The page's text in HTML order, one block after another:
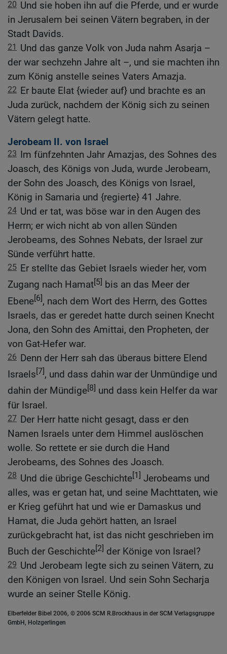
20 Und sie hoben ihn auf die Pferde, und er wurde
in Jerusalem bei seinen Vätern begraben, in der
Stadt Davids.
21 Und das ganze Volk von Juda nahm Asarja –
der war sechzehn Jahre alt –, und sie machten ihn
zum König anstelle seines Vaters Amazja.
22 Er baute Elat {wieder auf} und brachte es an
Juda zurück, nachdem der König sich zu seinen
Vätern gelegt hatte.
Jerobeam II. von Israel
23 Im fünfzehnten Jahr Amazjas, des Sohnes des
Joasch, des Königs von Juda, wurde Jerobeam,
der Sohn des Joasch, des Königs von Israel,
König in Samaria und {regierte} 41 Jahre.
24 Und er tat, was böse war in den Augen des
Herrn; er wich nicht ab von allen Sünden
Jerobeams, des Sohnes Nebats, der Israel zur
Sünde verführt hatte.
25 Er stellte das Gebiet Israels wieder her, vom
Zugang nach Hamat[5] bis an das Meer der
Ebene[6], nach dem Wort des Herrn, des Gottes
Israels, das er geredet hatte durch seinen Knecht
Jona, den Sohn des Amittai, den Propheten, der
von Gat-Hefer war.
26 Denn der Herr sah das überaus bittere Elend
Israels[7], und dass dahin war der Unmündige und
dahin der Mündige[8] und dass kein Helfer da war
für Israel.
27 Der Herr hatte nicht gesagt, dass er den
Namen Israels unter dem Himmel auslöschen
wolle. So rettete er sie durch die Hand
Jerobeams, des Sohnes des Joasch.
28 Und die übrige Geschichte[1] Jerobeams und
alles, was er getan hat, und seine Machttaten, wie
er Krieg geführt hat und wie er Damaskus und
Hamat, die Juda gehört hatten, an Israel
zurückgebracht hat, ist das nicht geschrieben im
Buch der Geschichte[2] der Könige von Israel?
29 Und Jerobeam legte sich zu seinen Vätern, zu
den Königen von Israel. Und sein Sohn Secharja
wurde an seiner Stelle König.
Elberfelder Bibel 2006, © 2006 SCM R.Brockhaus in der SCM Verlagsgruppe
GmbH, Holzgerlingen